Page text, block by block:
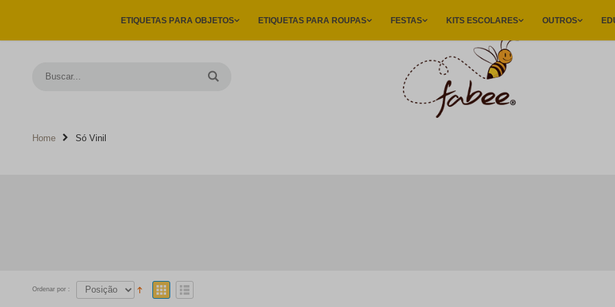
ETIQUETAS PARA OBJETOS ETIQUETAS PARA ROUPAS FESTAS KITS ESCOLARES OUTROS
Home Só Vinil
Ordenar por :